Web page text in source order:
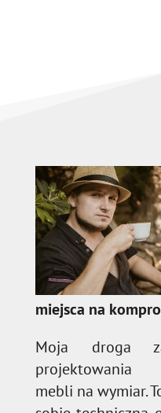
miejsca na
Moja droga
projektowania
mebli na wymiar.